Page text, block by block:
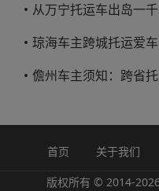
首页 关于我们
版权所有 © 2014-